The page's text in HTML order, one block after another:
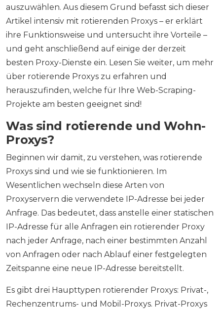
auszuwählen. Aus diesem Grund befasst sich dieser
Artikel intensiv mit rotierenden Proxys – er erklärt
ihre Funktionsweise und untersucht ihre Vorteile –
und geht anschließend auf einige der derzeit
besten Proxy-Dienste ein. Lesen Sie weiter, um mehr
über rotierende Proxys zu erfahren und
herauszufinden, welche für Ihre Web-Scraping-
Projekte am besten geeignet sind!
Was sind rotierende und Wohn-
Proxys?
Beginnen wir damit, zu verstehen, was rotierende
Proxys sind und wie sie funktionieren. Im
Wesentlichen wechseln diese Arten von
Proxyservern die verwendete IP-Adresse bei jeder
Anfrage. Das bedeutet, dass anstelle einer statischen
IP-Adresse für alle Anfragen ein rotierender Proxy
nach jeder Anfrage, nach einer bestimmten Anzahl
von Anfragen oder nach Ablauf einer festgelegten
Zeitspanne eine neue IP-Adresse bereitstellt.
Es gibt drei Haupttypen rotierender Proxys: Privat-,
Rechenzentrums- und Mobil-Proxys. Privat-Proxys